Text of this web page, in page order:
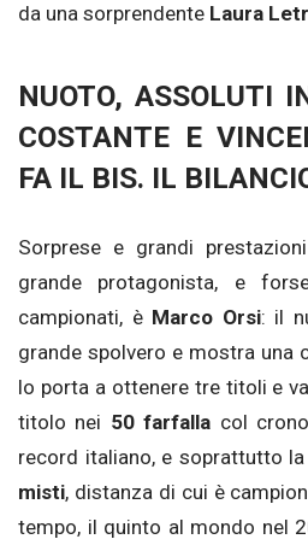
da una sorprendente Laura
NUOTO, ASSOLUTI
COSTANTE E
FA IL BIS. IL
Sorprese e grandi
grande protagonista, e
campionati, è Marco Orsi: il
grande spolvero e mostra una
lo porta a ottenere tre titoli e
titolo nei 50 farfalla col
record italiano, e soprattutto
misti, distanza di cui è
tempo, il quinto al mondo nel